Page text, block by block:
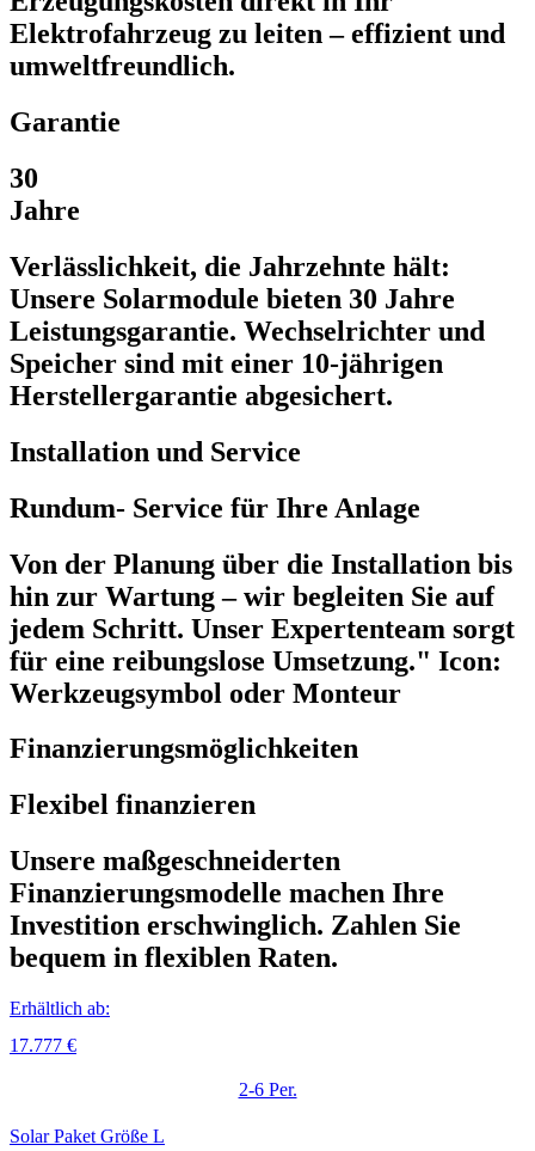
Elektrofahrzeug zu leiten – effizient und
umweltfreundlich.
Garantie
30
Jahre
Verlässlichkeit, die Jahrzehnte hält:
Unsere Solarmodule bieten 30 Jahre
Leistungsgarantie. Wechselrichter und
Speicher sind mit einer 10-jährigen
Herstellergarantie abgesichert.
Installation und Service
Rundum- Service für Ihre Anlage
Von der Planung über die Installation bis
hin zur Wartung – wir begleiten Sie auf
jedem Schritt. Unser Expertenteam sorgt
für eine reibungslose Umsetzung." Icon:
Werkzeugsymbol oder Monteur
Finanzierungsmöglichkeiten
Flexibel finanzieren
Unsere maßgeschneiderten
Finanzierungsmodelle machen Ihre
Investition erschwinglich. Zahlen Sie
bequem in flexiblen Raten.
Erhältlich ab:
17.777 €
2-6 Per.
Solar Paket Größe L